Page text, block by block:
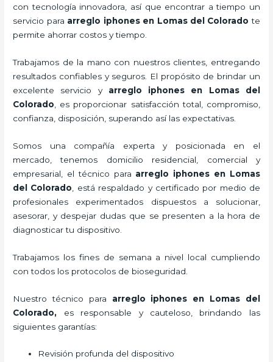
con tecnología innovadora, así que encontrar a tiempo un
servicio para arreglo iphonesen Lomas del Colorado te
permite ahorrar costos y tiempo.
Trabajamos de la mano con nuestros clientes, entregando
resultados confiables y seguros. El propósito de brindar un
excelente servicio y arreglo iphones en Lomas del
Colorado , es proporcionar satisfacción total, compromiso,
confianza, disposición, superando así las expectativas.
Somos una compañía experta y posicionada en el
mercado, tenemos domicilio residencial, comercial y
empresarial, el técnico para arreglo iphones en Lomas
del Colorado , está respaldado y certificado por medio de
profesionales experimentados dispuestos a solucionar,
asesorar, y despejar dudas que se presenten a la hora de
diagnosticar tu dispositivo.
Trabajamos los fines de semana a nivel local cumpliendo
con todos los protocolos de bioseguridad.
Nuestro técnico para arreglo iphones en Lomas del
Colorado, es responsable y cauteloso, brindando las
siguientes garantías:
Revisión profunda del dispositivo